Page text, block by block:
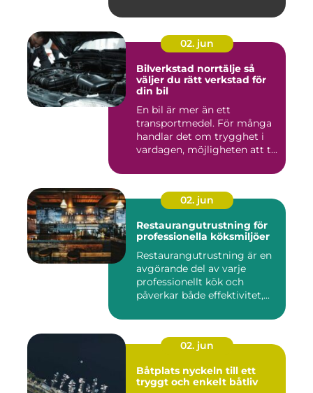
02. jun
Bilverkstad norrtälje så
väljer du rätt verkstad för
din bil
En bil är mer än ett
transportmedel. För många
handlar det om trygghet i
vardagen, möjligheten att t...
02. jun
Restaurangutrustning för
professionella köksmiljöer
Restaurangutrustning är en
avgörande del av varje
professionellt kök och
påverkar både effektivitet,...
02. jun
Båtplats nyckeln till ett
tryggt och enkelt båtliv